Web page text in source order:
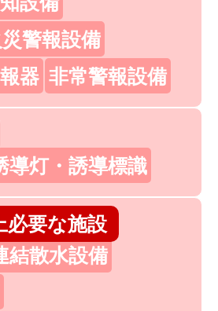
警報設備
器 非常警報設備
導灯・誘導標識
必要な施設
結散水設備